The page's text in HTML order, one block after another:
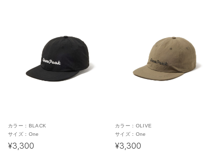
カラー： BLACK
サイズ： One
¥3,300
カラー： OLIVE
サイズ： One
¥3,300